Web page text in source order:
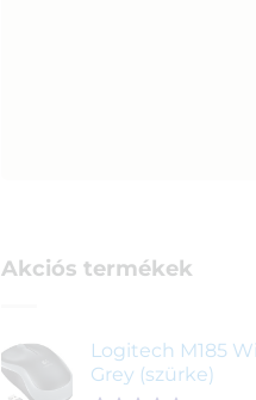
Akciós termékek
Logitech M185
Grey (szürke)